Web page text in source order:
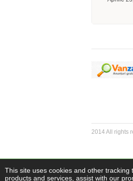
2014 All rights
This site uses cookies and other
products and services, assist with our